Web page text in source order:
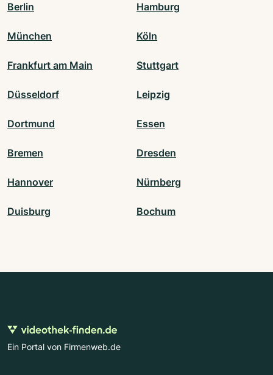
Berlin Hamburg
München Köln
Frankfurt am Main Stuttgart
Düsseldorf Leipzig
Dortmund Essen
Bremen Dresden
Hannover Nürnberg
Duisburg Bochum
Ein Portal von Firmenweb.de